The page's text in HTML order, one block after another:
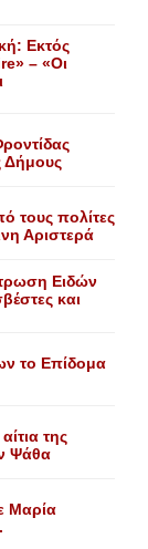
Εκτός
– «Οι
Δήμους
τους πολίτες
Αριστερά
Eιδών
και
το Eπίδομα
της
Ψάθα
Mαρία